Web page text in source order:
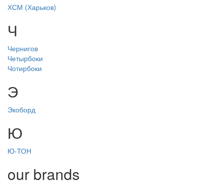
ХСМ (Харьков)
Ч
Чернигов
Четырбоки
Чотирбоки
Э
Экоборд
Ю
Ю-ТОН
our brands